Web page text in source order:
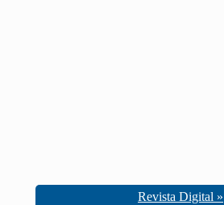
Revista Digital »